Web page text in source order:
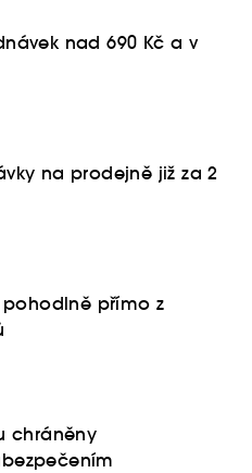
nad 690 Kč a v
na prodejně již za 2
přímo z
chráněny